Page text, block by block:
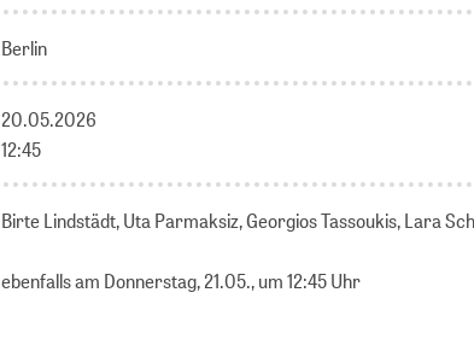
Berlin
20.05.2026
12:45
Birte Lindstädt, Uta Parmaksiz, Georgios Tassoukis, Lara
ebenfalls am Donnerstag, 21.05., um 12:45 Uhr